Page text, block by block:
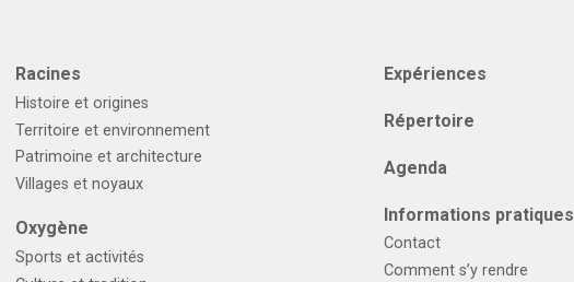
Racines
Histoire et origines
Territoire et environnement
Patrimoine et architecture
Villages et noyaux
Oxygène
Sports et activités
Expériences
Répertoire
Agenda
Informations pratiques
Contact
Comment s’y rendre